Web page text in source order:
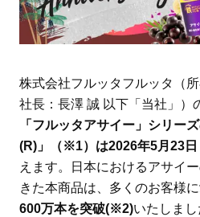
株式会社フルッタフルッタ（
社長：長澤 誠 以下「当社」）
「フルッタアサイー」シリーズ
(R)」（※1）は2026年5月23
えます。日本におけるアサイ
きた本商品は、多くのお客様
600万本を突破(※2)いたしまし